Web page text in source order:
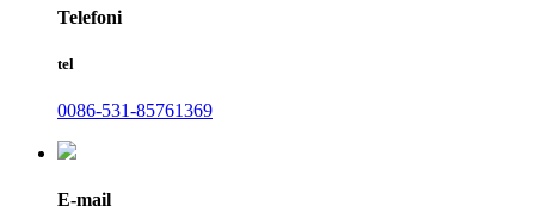
Telefoni
tel
0086-531-85761369
E-mail